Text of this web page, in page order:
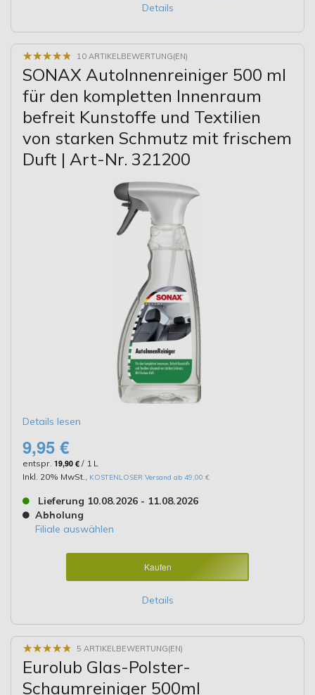
Details
★★★★★
★★★★★ 10 ARTIKELBEWERTUNG(EN)
SONAX AutoInnenreiniger 500 ml
für den kompletten Innenraum
befreit Kunstoffe und Textilien
von starken Schmutz mit frischem
Duft | Art-Nr. 321200
Details lesen
9,95 €
entspr. 19,90 € / 1 L
Inkl. 20% MwSt.
KOSTENLOSER Versand ab 49,00 €
Lieferung 10.08.2026 - 11.08.2026
Abholung
Filiale auswählen
Kaufen
Details
★★★★★
★★★★★ 5 ARTIKELBEWERTUNG(EN)
Eurolub Glas-Polster-
Schaumreiniger 500ml